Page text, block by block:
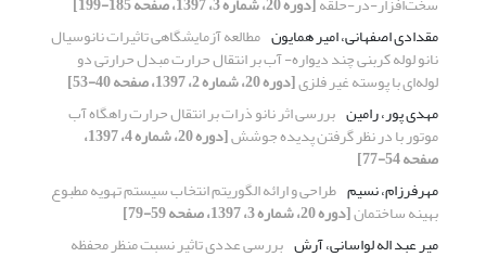
مقدادی اصفهانی، امیر همایون مطالعه آزمایشگاهی تاثیرات نانوسیال
نانو لوله کربنی چند دیواره- آب بر انتقال حرارت مبدل حرارتی دو
لوله‌ای با پوسته غیر فلزی[دوره 20، شماره 2، 1397، صفحه 40-53]
مهدی پور، رامین بررسی اثر نانو ذرات بر انتقال حرارت راهگاه آب
موتور با در نظر گرفتن پدیده جوشش [دوره 20، شماره 4، 1397،
صفحه 54-77]
مهرفرزام، نسیم طراحی و ارائه الگوریتم انتخاب سیستم تهویه مطبوع
بهینه ساختمان[دوره 20، شماره 3، 1397، صفحه 59-79]
میر عبد اله لواسانی، آرش بررسی عددی تاثیر نسبت منظر محفظه